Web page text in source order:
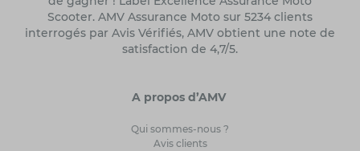
Scooter. AMV Assurance Moto sur 5234 clients
interrogés par Avis Vérifiés, AMV obtient une note de
satisfaction de 4,7/5.
A propos d’AMV
Qui sommes-nous ?
Avis clients